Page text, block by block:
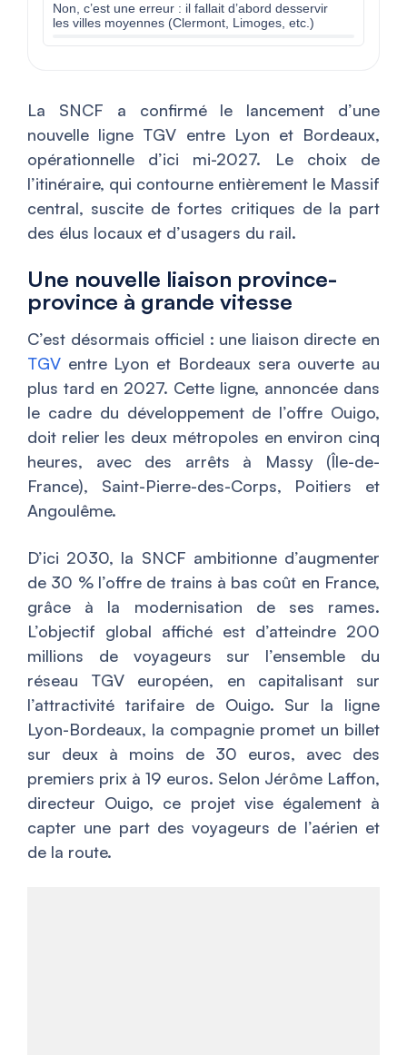
Non, c’est une erreur : il fallait d’abord desservir
les villes moyennes (Clermont, Limoges, etc.)
La SNCF a confirmé le lancement d’une
nouvelle ligne TGV entre Lyon et Bordeaux,
opérationnelle d’ici mi-2027. Le choix de
l’itinéraire, qui contourne entièrement le Massif
central, suscite de fortes critiques de la part
des élus locaux et d’usagers du rail.
Une nouvelle liaison province-
province à grande vitesse
C’est désormais officiel : une liaison directe en
TGV entre Lyon et Bordeaux sera ouverte au
plus tard en 2027. Cette ligne, annoncée dans
le cadre du développement de l’offre Ouigo,
doit relier les deux métropoles en environ cinq
heures, avec des arrêts à Massy (Île-de-
France), Saint-Pierre-des-Corps, Poitiers et
Angoulême.
D’ici 2030, la SNCF ambitionne d’augmenter
de 30 % l’offre de trains à bas coût en France,
grâce à la modernisation de ses rames.
L’objectif global affiché est d’atteindre 200
millions de voyageurs sur l’ensemble du
réseau TGV européen, en capitalisant sur
l’attractivité tarifaire de Ouigo. Sur la ligne
Lyon-Bordeaux, la compagnie promet un billet
sur deux à moins de 30 euros, avec des
premiers prix à 19 euros. Selon Jérôme Laffon,
directeur Ouigo, ce projet vise également à
capter une part des voyageurs de l’aérien et
de la route.